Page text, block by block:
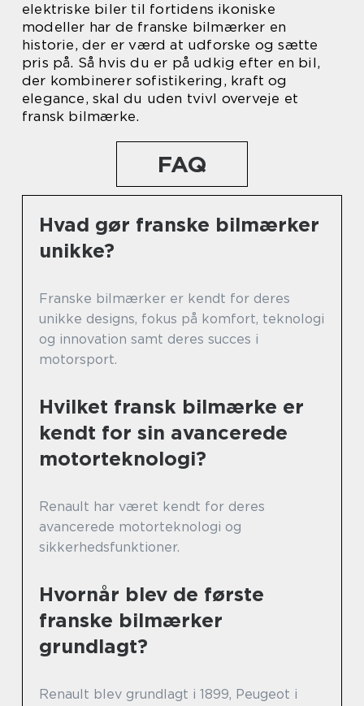
elektriske biler til fortidens ikoniske
modeller har de franske bilmærker en
historie, der er værd at udforske og sætte
pris på. Så hvis du er på udkig efter en bil,
der kombinerer sofistikering, kraft og
elegance, skal du uden tvivl overveje et
fransk bilmærke.
FAQ
Hvad gør franske bilmærker
unikke?
Franske bilmærker er kendt for deres
unikke designs, fokus på komfort, teknologi
og innovation samt deres succes i
motorsport.
Hvilket fransk bilmærke er
kendt for sin avancerede
motorteknologi?
Renault har været kendt for deres
avancerede motorteknologi og
sikkerhedsfunktioner.
Hvornår blev de første
franske bilmærker
grundlagt?
Renault blev grundlagt i 1899, Peugeot i